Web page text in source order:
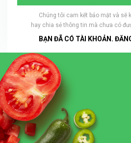
Chúng tôi cam kết bảo mật và sẽ
hay chia sẻ thông tin mà chưa có
BẠN ĐÃ CÓ TÀI KHOẢN.